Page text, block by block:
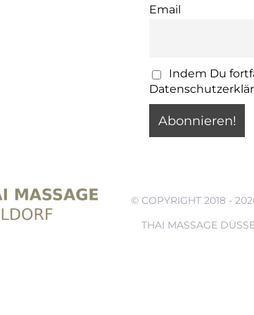
Email
Indem Du
© COPYRIGHT 2018 -
THAI MASSAGE